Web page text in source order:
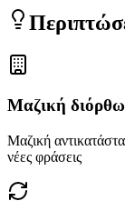
Μαζική
Μαζική
νέες φράσεις